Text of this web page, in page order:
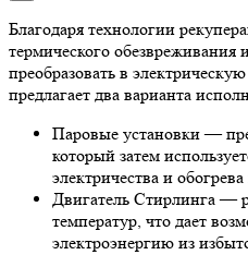
Благодаря технологии
термического
преобразовать в
предлагает два варианта
Паровые установки —
который затем
электричества и
Двигатель Стирлинга —
температур, что дает
электроэнергию из